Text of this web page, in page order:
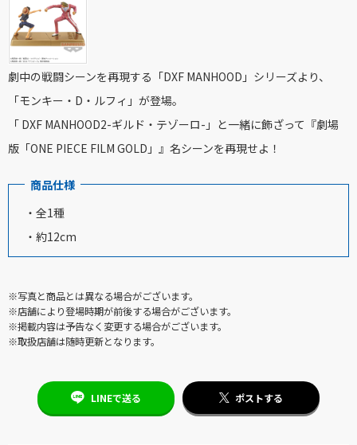
劇中の戦闘シーンを再現する「DXF MANHOOD」シリーズより、
「モンキー・D・ルフィ」が登場。
「 DXF MANHOOD2-ギルド・テゾーロ-」と一緒に飾ざって『劇場
版「ONE PIECE FILM GOLD」』名シーンを再現せよ！
商品仕様
・全1種
・約12cm
※写真と商品とは異なる場合がございます。
※店舗により登場時期が前後する場合がございます。
※掲載内容は予告なく変更する場合がございます。
※取扱店舗は随時更新となります。
LINEで送る ポストする